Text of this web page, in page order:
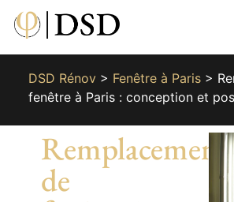
DSD Rénov> Fenêtre à Paris>
fenêtre à Paris : conception et
Remplacement
de